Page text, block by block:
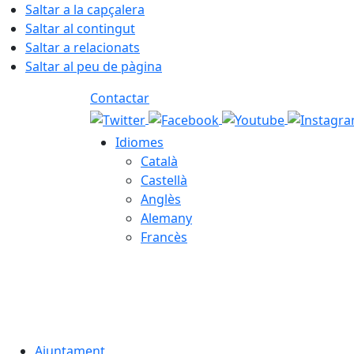
Saltar a la capçalera
Saltar al contingut
Saltar a relacionats
Saltar al peu de pàgina
Contactar
Idiomes
Català
Castellà
Anglès
Alemany
Francès